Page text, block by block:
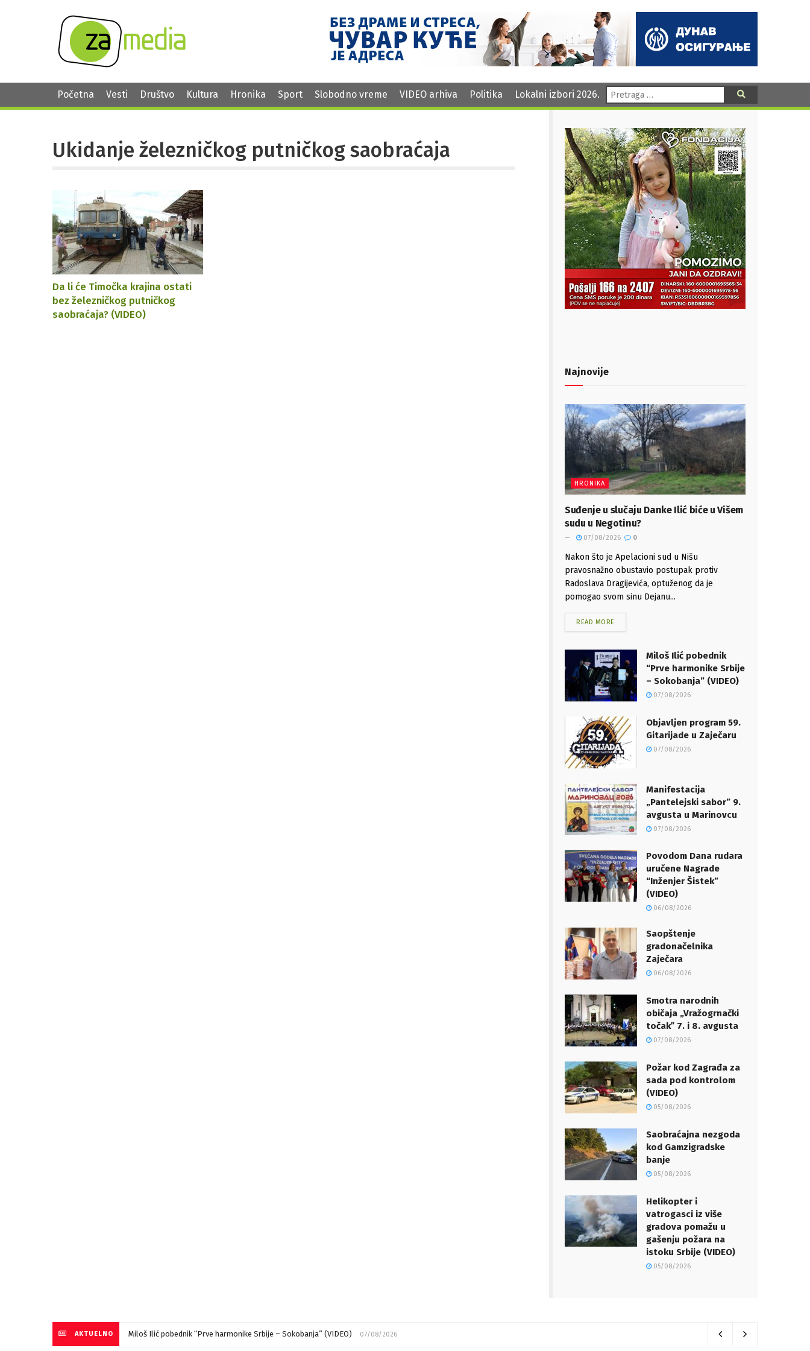
Početna Vesti Društvo Kultura Hronika Sport Slobodno vreme VIDEO arhiva Politika Lokalni izbori 2026. Pretraga:
Ukidanje železničkog putničkog saobraćaja
Da li će Timočka krajina ostati
bez železničkog putničkog
saobraćaja? (VIDEO)
Najnovije
HRONIKA
Suđenje u slučaju Danke Ilić biće u Višem
sudu u Negotinu?
07/08/2026 0
Nakon što je Apelacioni sud u Nišu
pravosnažno obustavio postupak protiv
Radoslava Dragijevića, optuženog da je
pomogao svom sinu Dejanu...
READ MORE
Miloš Ilić pobednik
“Prve harmonike Srbije
– Sokobanja” (VIDEO)
07/08/2026
Objavljen program 59.
Gitarijade u Zaječaru
07/08/2026
Manifestacija
„Pantelejski sabor” 9.
avgusta u Marinovcu
07/08/2026
Povodom Dana rudara
uručene Nagrade
“Inženjer Šistek”
(VIDEO)
06/08/2026
Saopštenje
gradonačelnika
Zaječara
06/08/2026
Smotra narodnih
običaja „Vražogrnački
točakˮ 7. i 8. avgusta
07/08/2026
Požar kod Zagrađa za
sada pod kontrolom
(VIDEO)
05/08/2026
Saobraćajna nezgoda
kod Gamzigradske
banje
05/08/2026
Helikopter i
vatrogasci iz više
gradova pomažu u
gašenju požara na
istoku Srbije (VIDEO)
05/08/2026
AKTUELNO Miloš Ilić pobednik “Prve harmonike Srbije – Sokobanja” (VIDEO) 07/08/2026